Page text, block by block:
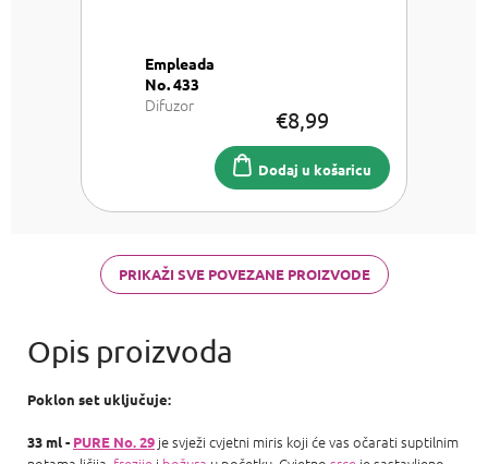
Empleada
No. 433
Difuzor
€8,99
Dodaj u košaricu
PRIKAŽI SVE POVEZANE PROIZVODE
Poklon set uključuje:
33 ml - PURE No. 29 je svježi cvjetni miris koji će vas očarati suptilnim